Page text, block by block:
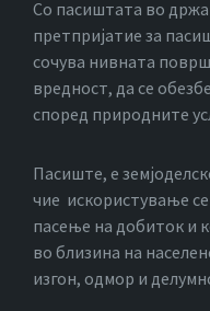
Co пасиштата во
претпријатие за
сочува нивната
вредност, да се
според природните
Пасиште, е
чие искористување
пасење на добиток и
во близина на
изгон, одмор и